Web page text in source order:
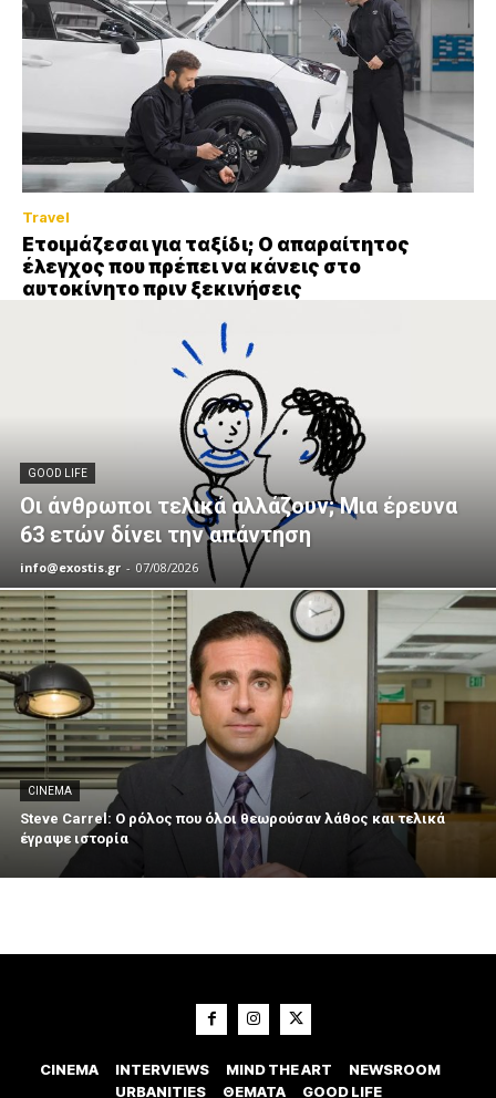
Travel
Ετοιμάζεσαι για ταξίδι; Ο απαραίτητος
έλεγχος που πρέπει να κάνεις στο
αυτοκίνητο πριν ξεκινήσεις
GOOD LIFE
Οι άνθρωποι τελικά αλλάζουν; Μια έρευνα
63 ετών δίνει την απάντηση
info@exostis.gr - 07/08/2026
CINEMA
Steve Carrel: Ο ρόλος που όλοι θεωρούσαν λάθος και τελικά
έγραψε ιστορία
CINEMA INTERVIEWS MIND THE ART
NEWSROOM
URBANITIES
ΘΕΜΑΤΑ GOOD LIFE